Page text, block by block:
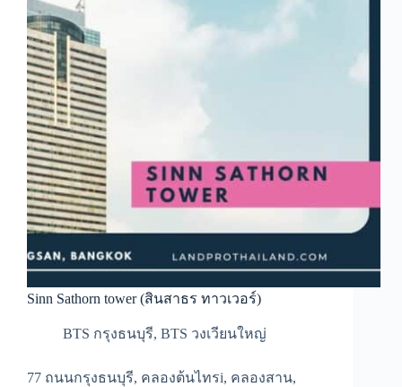
Sinn Sathorn tower (สินสาธร ทาวเวอร์)
BTS กรุงธนบุรี, BTS วงเวียนใหญ่
77 ถนนกรุงธนบุรี, คลองต้นไทรi, คลองสาน,